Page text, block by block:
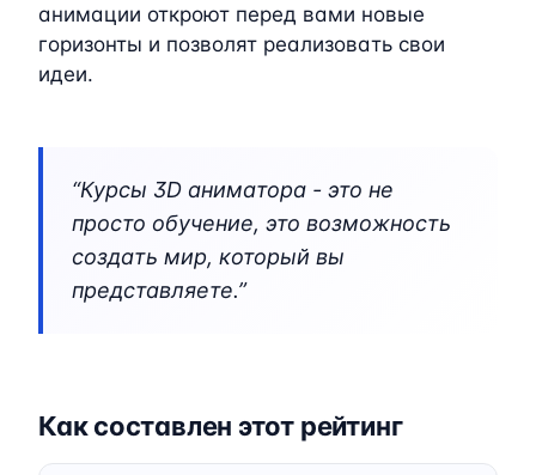
анимации откроют перед вами новые
горизонты и позволят реализовать свои
идеи.
“Курсы 3D аниматора - это не
просто обучение, это возможность
создать мир, который вы
представляете.”
Как составлен этот рейтинг